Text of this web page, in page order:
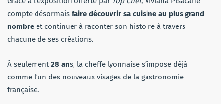
compte désormais faire découvrir sa cuisine au plus grand
nombre et continuer à raconter son histoire à travers
chacune de ses créations.
À seulement28 ans, la cheffe lyonnaise s’impose déjà
comme l’un des nouveaux visages de la gastronomie
française.